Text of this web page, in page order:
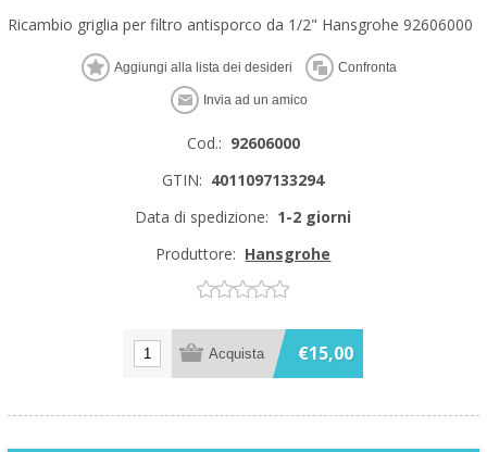
Ricambio griglia per filtro antisporco da 1/2" Hansgrohe 92606000
Cod.: 92606000
GTIN: 4011097133294
Data di spedizione: 1-2 giorni
Produttore: Hansgrohe
€15,00